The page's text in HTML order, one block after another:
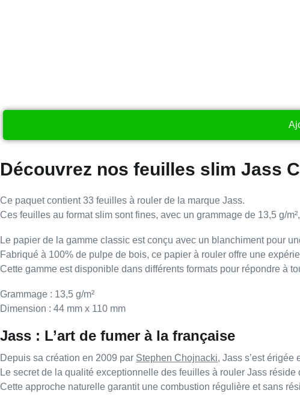
Découvrez nos feuilles slim Jass
Ce paquet contient33 feuilles à rouler de la marque Jass.
Ces feuilles au formatslim sontfines, avec un grammage de 13,5 g/m²
Le papier de la gamme classic est conçu avec un blanchimentpour
Fabriqué à 100% de pulpe de bois, ce papier à rouler offre une
Cette gamme est disponible dans différents formats pour répondre à
Grammage : 13,5 g/m²
Dimension : 44 mm x 110 mm
Jass : L’art de fumer à la française
Depuis sa création en 2009 par Stephen Chojnacki, Jass s’est érigée
Le secret de la qualité exceptionnelle des feuilles à rouler Jass réside
Cette approche naturelle garantit une combustion régulière et sans